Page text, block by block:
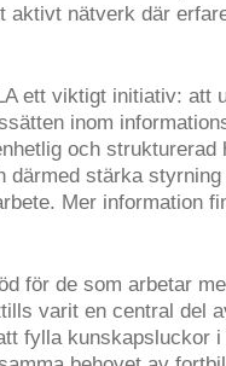
aktivt nätverk där
ett viktigt initiativ: att
inom
och strukturerad
därmed stärka
Mer information
för de som arbetar
varit en central del
fylla kunskapsluckor i